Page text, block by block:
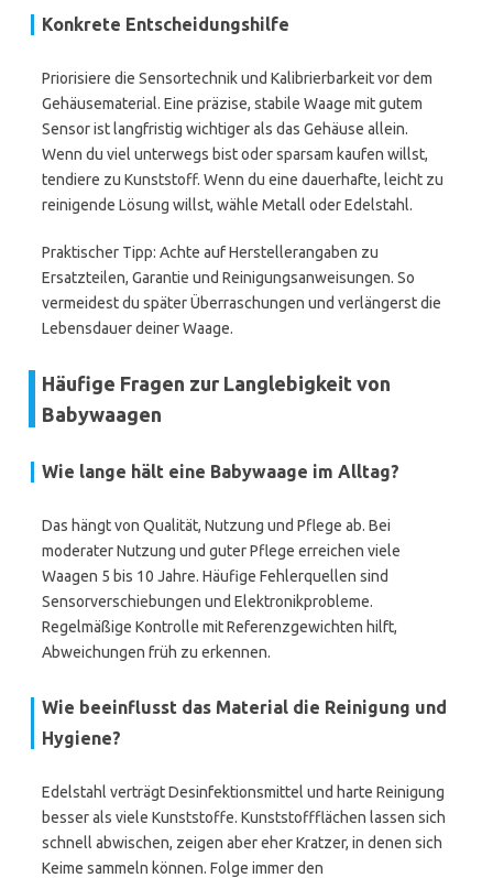
Konkrete Entscheidungshilfe
Priorisiere die Sensortechnik und Kalibrierbarkeit vor dem
Gehäusematerial. Eine präzise, stabile Waage mit gutem
Sensor ist langfristig wichtiger als das Gehäuse allein.
Wenn du viel unterwegs bist oder sparsam kaufen willst,
tendiere zu Kunststoff. Wenn du eine dauerhafte, leicht zu
reinigende Lösung willst, wähle Metall oder Edelstahl.
Praktischer Tipp: Achte auf Herstellerangaben zu
Ersatzteilen, Garantie und Reinigungsanweisungen. So
vermeidest du später Überraschungen und verlängerst die
Lebensdauer deiner Waage.
Häufige Fragen zur Langlebigkeit von
Babywaagen
Wie lange hält eine Babywaage im Alltag?
Das hängt von Qualität, Nutzung und Pflege ab. Bei
moderater Nutzung und guter Pflege erreichen viele
Waagen 5 bis 10 Jahre. Häufige Fehlerquellen sind
Sensorverschiebungen und Elektronikprobleme.
Regelmäßige Kontrolle mit Referenzgewichten hilft,
Abweichungen früh zu erkennen.
Wie beeinflusst das Material die Reinigung und
Hygiene?
Edelstahl verträgt Desinfektionsmittel und harte Reinigung
besser als viele Kunststoffe. Kunststoffflächen lassen sich
schnell abwischen, zeigen aber eher Kratzer, in denen sich
Keime sammeln können. Folge immer den